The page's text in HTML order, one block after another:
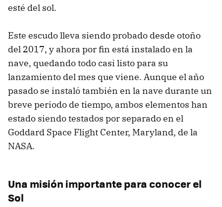
esté del sol.
Este escudo lleva siendo probado desde otoño
del 2017, y ahora por fin está instalado en la
nave, quedando todo casi listo para su
lanzamiento del mes que viene. Aunque el año
pasado se instaló también en la nave durante un
breve periodo de tiempo, ambos elementos han
estado siendo testados por separado en el
Goddard Space Flight Center, Maryland, de la
NASA.
Una misión importante para conocer el
Sol